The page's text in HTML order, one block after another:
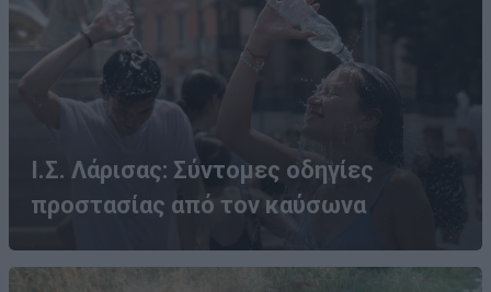
Ι.Σ. Λάρισας: Σύντομες οδηγίες
προστασίας από τον καύσωνα